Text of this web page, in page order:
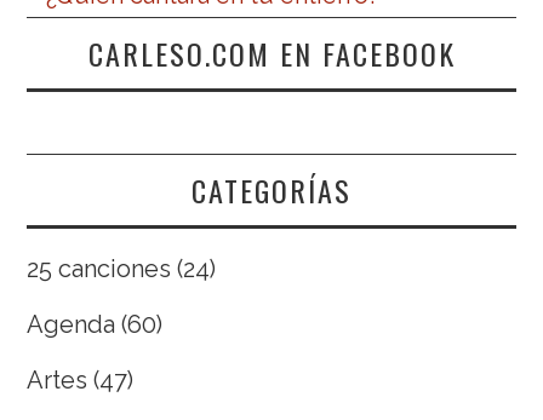
CARLESO.COM EN FACEBOOK
CATEGORÍAS
25 canciones (24)
Agenda (60)
Artes (47)